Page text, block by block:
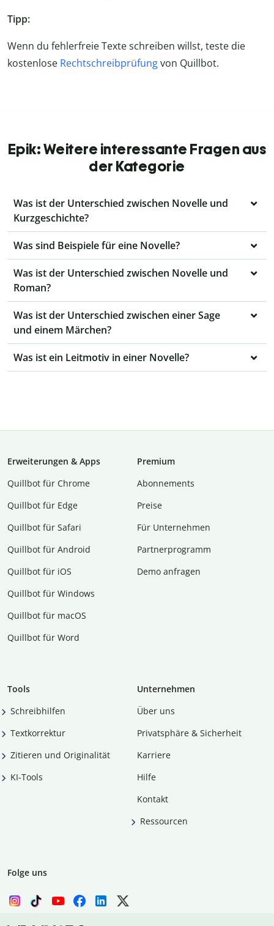
Tipp:
Wenn du fehlerfreie Texte schreiben willst, teste die
kostenlose Rechtschreibprüfungvon Quillbot.
Epik: Weitere interessante Fragen aus
der Kategorie
Was ist der Unterschied zwischen Novelle und
Kurzgeschichte?
Was sind Beispiele für eine Novelle?
Was ist der Unterschied zwischen Novelle und
Roman?
Was ist der Unterschied zwischen einer Sage
und einem Märchen?
Was ist ein Leitmotiv in einer Novelle?
Erweiterungen & Apps
Quillbot für Chrome
Quillbot für Edge
Quillbot für Safari
Quillbot für Android
Quillbot für iOS
Quillbot für Windows
Quillbot für macOS
Quillbot für Word
Premium
Abon­ne­ments
Preise
Für Unternehmen
Partnerprogramm
Demo anfragen
Tools
Schreibhilfen
Textkorrektur
Zitieren und Originalität
KI-Tools
Unternehmen
Über uns
Privatsphäre & Sicherheit
Karriere
Hilfe
Kontakt
Ressourcen
Folge uns